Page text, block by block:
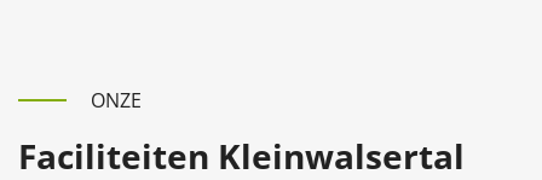
ONZE
Faciliteiten Kleinwalsertal